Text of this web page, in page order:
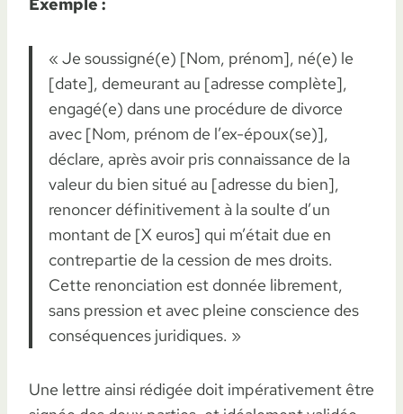
Exemple :
« Je soussigné(e) [Nom, prénom], né(e) le
[date], demeurant au [adresse complète],
engagé(e) dans une procédure de divorce
avec [Nom, prénom de l’ex-époux(se)],
déclare, après avoir pris connaissance de la
valeur du bien situé au [adresse du bien],
renoncer définitivement à la soulte d’un
montant de [X euros] qui m’était due en
contrepartie de la cession de mes droits.
Cette renonciation est donnée librement,
sans pression et avec pleine conscience des
conséquences juridiques. »
Une lettre ainsi rédigée doit impérativement être